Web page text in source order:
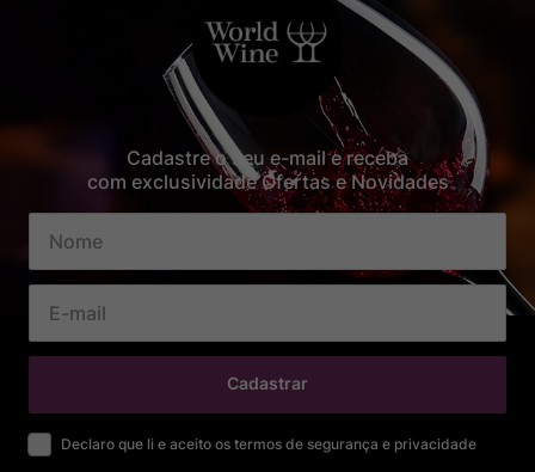
Cadastre o seu e-mail e receba
com exclusividade Ofertas e Novidades
Cadastrar
Declaro que li e aceito os termos de segurança e privacidade